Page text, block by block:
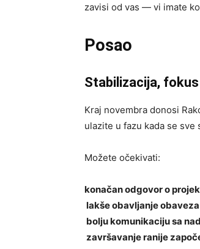
zavisi od vas — vi imate
Posao
Stabilizacija,
Kraj novembra donosi
ulazite u fazu kada se
Možete očekivati:
konačan odgovor o
lakše obavljanje obaveza
bolju komunikaciju sa
završavanje ranije